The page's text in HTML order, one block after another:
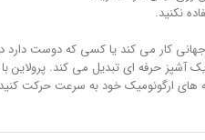
نکنید.
کار می کند یا کسی که دوست دارد
حرفه ای تبدیل می کند. پرولاین
های ارگونومیک خود به سرعت حرکت